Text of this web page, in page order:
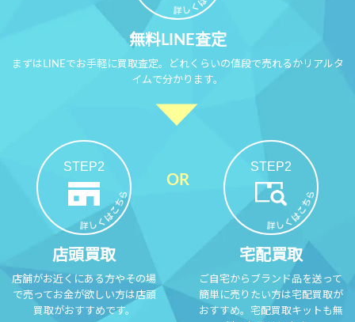
無料LINE査定
まずはLINEでお手軽に買取査定。どれくらいの値段で売れるかリアルタ
イムで分かります。
STEP2
店頭買取
店舗がお近くにある方やその場
で売ってお金が欲しい方は店頭
買取がおすすめです。
STEP2
宅配買取
ご自宅からブランド品を送って
簡単に売りたい方は宅配買取が
おすすめ。宅配買取キットも無